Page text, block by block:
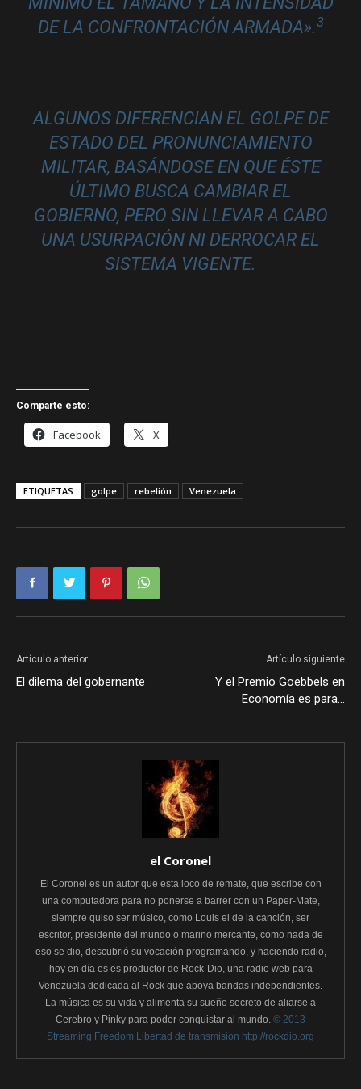
DE LA CONFRONTACIÓN ARMADA».3
ALGUNOS DIFERENCIAN EL GOLPE DE
ESTADO DEL PRONUNCIAMIENTO
MILITAR, BASÁNDOSE EN QUE ÉSTE
ÚLTIMO BUSCA CAMBIAR EL
GOBIERNO, PERO SIN LLEVAR A CABO
UNA USURPACIÓN NI DERROCAR EL
SISTEMA VIGENTE.
Comparte esto:
Facebook X
ETIQUETAS golpe rebelión Venezuela
Artículo anterior
El dilema del gobernante
Artículo siguiente
Y el Premio Goebbels en
Economía es para…
el Coronel
El Coronel es un autor que esta loco de remate, que escribe con
una computadora para no ponerse a barrer con un Paper-Mate,
siempre quiso ser músico, como Louis el de la canción, ser
escritor, presidente del mundo o marino mercante, como nada de
eso se dio, descubrió su vocación programando, y haciendo radio,
hoy en día es es productor de Rock-Dio, una radio web para
Venezuela dedicada al Rock que apoya bandas independientes.
La música es su vida y alimenta su sueño secreto de aliarse a
Cerebro y Pinky para poder conquistar al mundo. © 2013
Streaming Freedom Libertad de transmision http://rockdio.org